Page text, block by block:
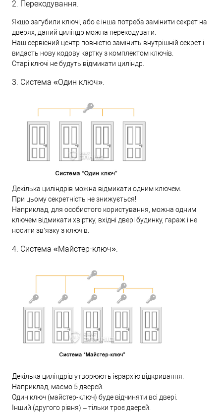
2. Перекодування.
Якщо загубили ключі, або є інша потреба замінити секрет на
дверях, даний циліндр можна перекодувати.
Наш сервісний центр повністю замінить внутрішній секрет і
видасть нову кодову картку з комплектом ключів.
Старі ключі не будуть відмикати циліндр.
3. Система «Один ключ».
Декілька циліндрів можна відмикати одним ключем.
При цьому секретність не знижується!
Наприклад, для особистого користування, можна одним
ключем відмикати хвіртку, вхідні двері будинку, гараж і не
носити зв’язку з ключів.
4. Система «Майстер-ключ».
Декілька циліндрів утворюють ієрархію відкривання.
Наприклад, маємо 5 дверей.
Один ключ (майстер-ключ) буде відчиняти всі двері.
Інший (другого рівня) – тільки троє дверей.